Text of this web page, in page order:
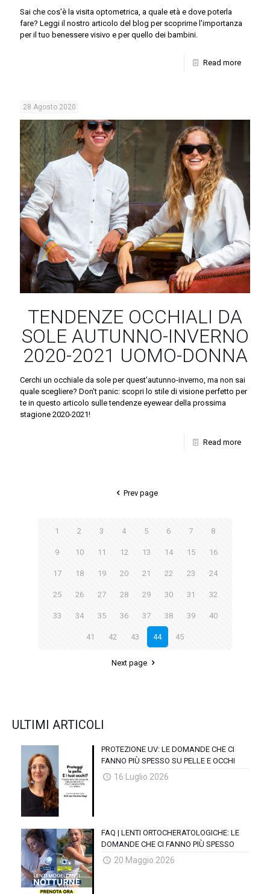
Sai che cos'è la visita optometrica, a quale età e dove poterla
fare? Leggi il nostro articolo del blog per scoprirne l'importanza
per il tuo benessere visivo e per quello dei bambini.
Read more
28 Agosto 2020
TENDENZE OCCHIALI DA
SOLE AUTUNNO-INVERNO
2020-2021 UOMO-DONNA
Cerchi un occhiale da sole per quest'autunno-inverno, ma non sai
quale scegliere? Don't panic: scopri lo stile di visione perfetto per
te in questo articolo sulle tendenze eyewear della prossima
stagione 2020-2021!
Read more
Prev page
1 2 3 4 5 6 7 8
9 10 11 12 13 14 15 16
17 18 19 20 21 22 23 24
25 26 27 28 29 30 31 32
33 34 35 36 37 38 39 40
41 42 43 44 45
Next page
ULTIMI ARTICOLI
PROTEZIONE UV: LE DOMANDE CHE CI
FANNO PIÙ SPESSO SU PELLE E OCCHI
16 Luglio 2026
FAQ | LENTI ORTOCHERATOLOGICHE: LE
DOMANDE CHE CI FANNO PIÙ SPESSO
20 Maggio 2026